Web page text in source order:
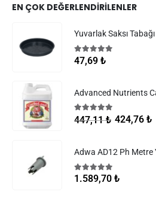
EN ÇOK DEĞERLENDIRILENLER
Yuvarlak Saksı
5.005 üzerinden
47,69 ₺
Advanced Nutrients
5.00 5 üzerinden
447,11₺ 424,76 ₺
Adwa AD12 Ph Metre
5.005 üzerinden
1.589,70 ₺